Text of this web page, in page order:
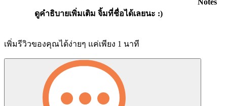
ดูคำธิบายเพิ่มเติม จิ้มที่ชื่อได้เลยนะ :)
Notes
เพิ่มรีวิวของคุณได้ง่ายๆ แค่เพียง 1 นาที